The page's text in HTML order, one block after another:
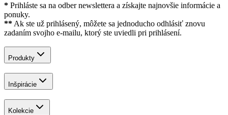
* Prihláste sa na odber newslettera a získajte najnovšie informácie a
ponuky.
** Ak ste už prihlásený, môžete sa jednoducho odhlásiť znovu
zadaním svojho e-mailu, ktorý ste uviedli pri prihlásení.
Produkty
Inšpirácie
Kolekcie